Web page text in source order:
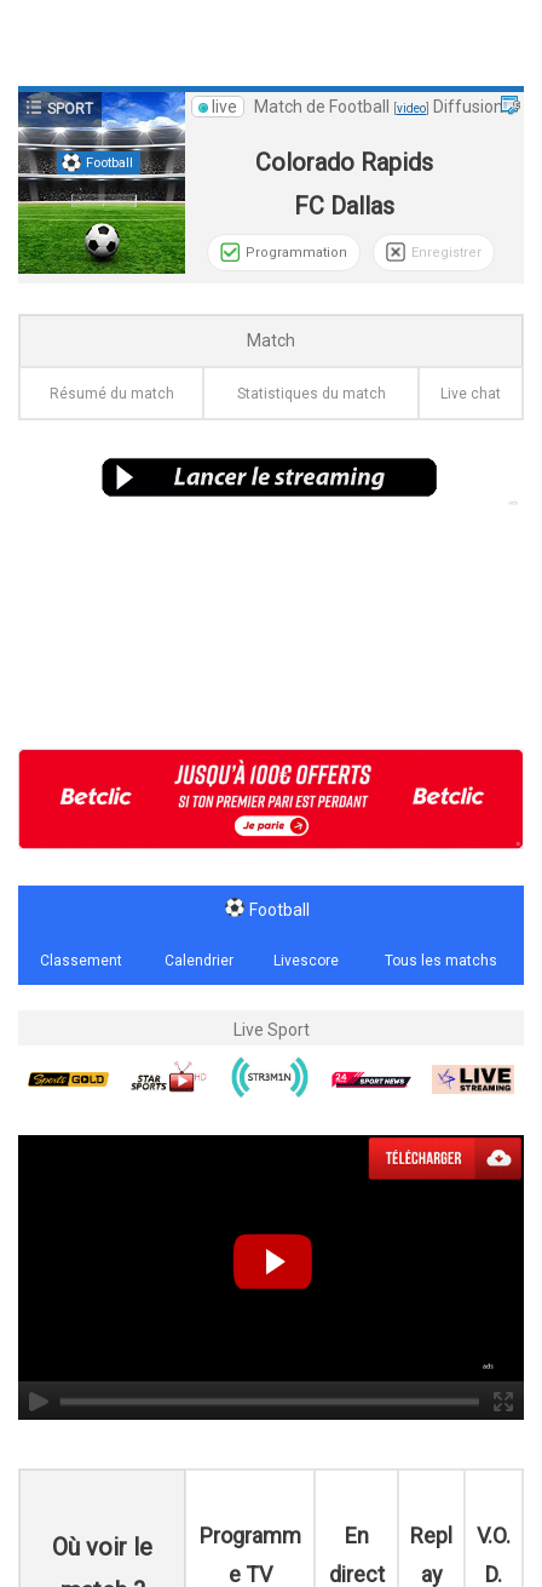
Football
SPORT live Match de Football video] Diffusion
Colorado Rapids
FC Dallas
Programmation Enregistrer
Match
Résumé du match Statistiques du match Live chat
Football
Classement Calendrier Livescore Tous les matchs
Live Sport
Où voir le
Programm
e TV
En
direct
Repl
ay
V.O.
D.